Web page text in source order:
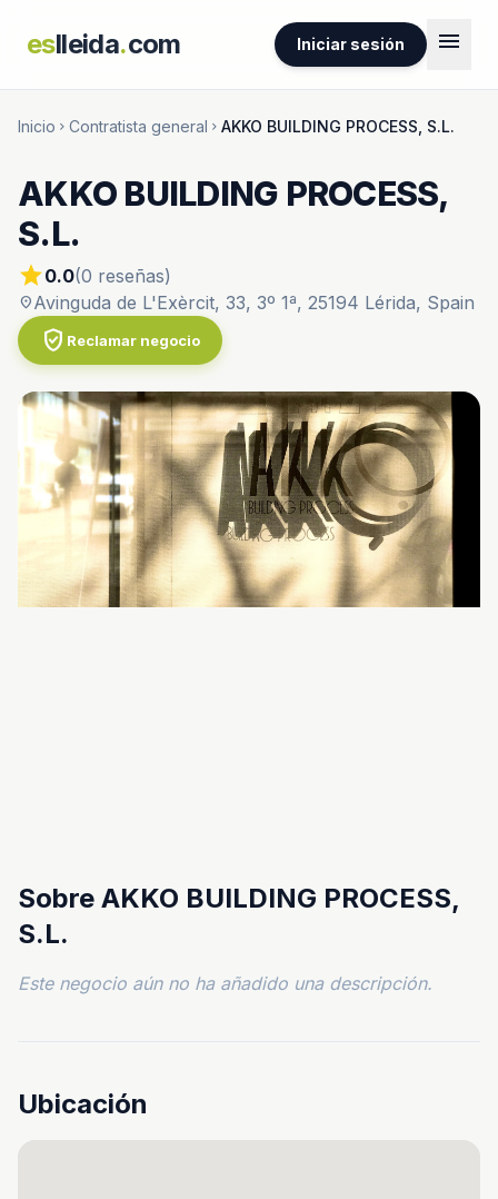
eslleida.com Iniciar sesión menu
Inicio chevron_right Contratista general chevron_right AKKO BUILDING PROCESS, S.L.
AKKO BUILDING PROCESS,
S.L.
star0.0(0 reseñas)
location_onAvinguda de L'Exèrcit, 33, 3º 1ª, 25194 Lérida, Spain
verified_user Reclamar negocio
Sobre AKKO BUILDING PROCESS,
S.L.
Este negocio aún no ha añadido una descripción.
Ubicación